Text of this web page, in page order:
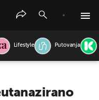
Lifestyle Putovanja